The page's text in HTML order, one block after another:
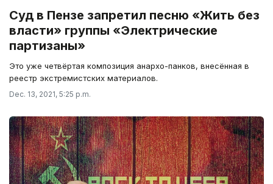
Суд в Пензе запретил песню «Жить без
власти» группы «Электрические
партизаны»
Это уже четвёртая композиция анархо-панков, внесённая в
реестр экстремистских материалов.
Dec. 13, 2021, 5:25 p.m.